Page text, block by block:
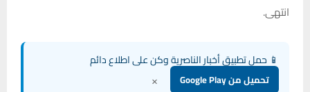
انتهى.
📱 حمل تطبيق أخبار الناصرية وكن على اطلاع دائم
تحميل من Google Play ×